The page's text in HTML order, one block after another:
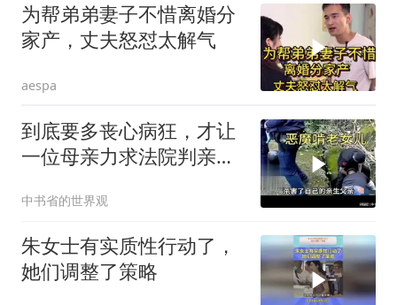
为帮弟弟妻子不惜离婚分
家产，丈夫怒怼太解气
aespa
到底要多丧心病狂，才让
一位母亲力求法院判亲女
中书省的世界观
朱女士有实质性行动了，
她们调整了策略